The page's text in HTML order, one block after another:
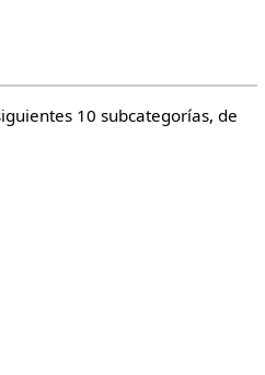
10 subcategorías, de